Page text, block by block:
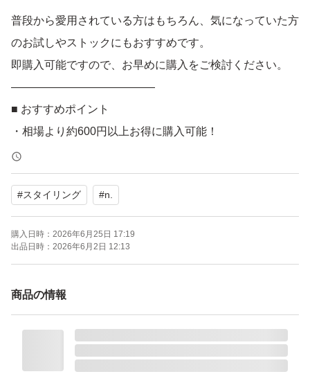
普段から愛用されている方はもちろん、気になっていた方
のお試しやストックにもおすすめです。
即購入可能ですので、お早めに購入をご検討ください。
―――――――――――――
■ おすすめポイント
・相場より約600円以上お得に購入可能！
・送料無料でお得に入手可能！
・安心の正規品、未使用に近い状態でお届け
―――――――――――――
■ 商品の状態について
本品は「未使用に近い」として出品しております。
理由としましては、
・外箱は付属していない・確認、保管のためフィルムや封
※中身は未使用で、安心してお使いいただける状態です！
■ ご購入にあたってのお願い
#スタイリング #n.
購入日時： 2026年6月25日 17:19
出品日時： 2026年6月2日 12:13
商品の情報